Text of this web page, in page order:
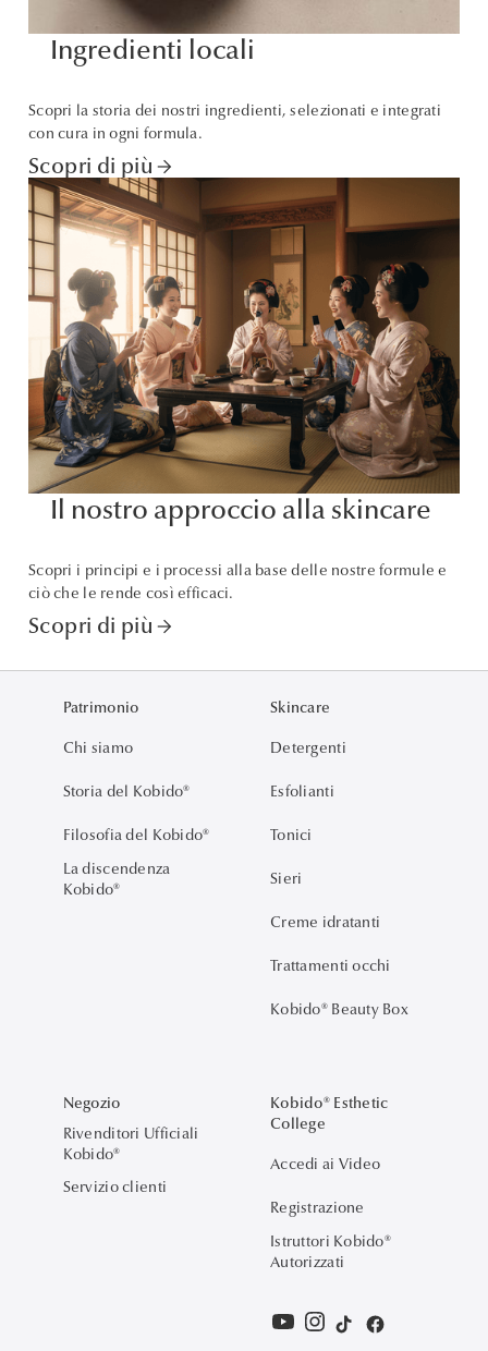
Ingredienti locali
Scopri la storia dei nostri ingredienti, selezionati e integrati
con cura in ogni formula.
Scopri di più arrow_forward
Il nostro approccio alla skincare
Scopri i principi e i processi alla base delle nostre formule e
ciò che le rende così efficaci.
Scopri di più arrow_forward
Patrimonio
Chi siamo
Storia del Kobido®
Filosofia del Kobido®
La discendenza
Kobido®
Skincare
Detergenti
Esfolianti
Tonici
Sieri
Creme idratanti
Trattamenti occhi
Kobido® Beauty Box
Negozio
Rivenditori Ufficiali
Kobido®
Servizio clienti
Kobido® Esthetic
College
Accedi ai Video
Registrazione
Istruttori Kobido®
Autorizzati